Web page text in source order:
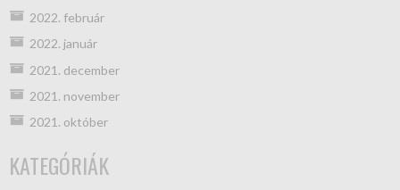
2022. február
2022. január
2021. december
2021. november
2021. október
KATEGÓRIÁK